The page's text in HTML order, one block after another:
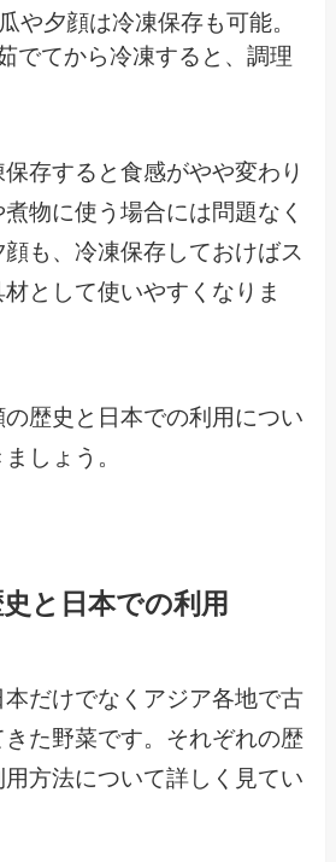
や夕顔は冷凍保存も可能。
でてから冷凍すると、調理
存すると食感がやや変わり
物に使う場合には問題なく
も、冷凍保存しておけばス
として使いやすくなりま
歴史と日本での利用につい
しょう。
と日本での利用
だけでなくアジア各地で古
きた野菜です。それぞれの歴
方法について詳しく見てい